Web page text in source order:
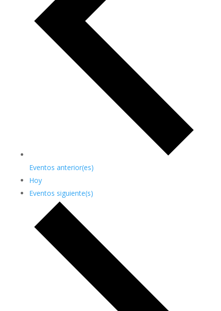
Eventos anterior(es)
Hoy
Eventos siguiente(s)